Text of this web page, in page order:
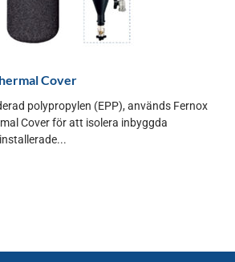
Cover
polypropylen (EPP), används Fernox
Cover för att isolera inbyggda